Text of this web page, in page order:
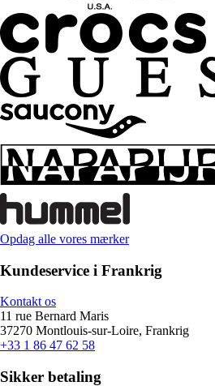
Opdag alle vores mærker
Kundeservice i Frankrig
Kontakt os
11 rue Bernard Maris
37270 Montlouis-sur-Loire, Frankrig
+33 1 86 47 62 58
Sikker betaling